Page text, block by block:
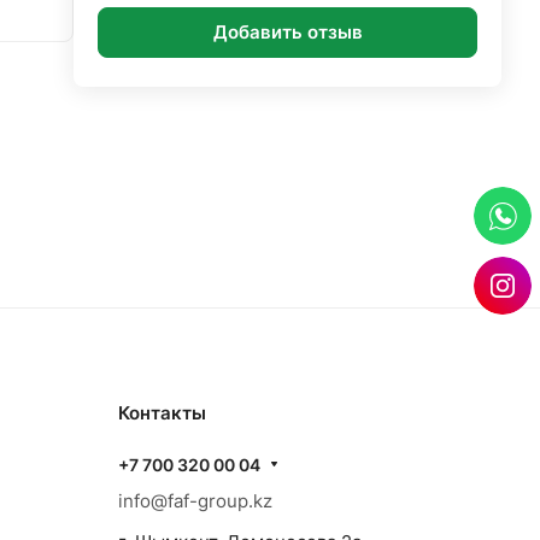
Добавить отзыв
Контакты
+7 700 320 00 04
info@faf-group.kz